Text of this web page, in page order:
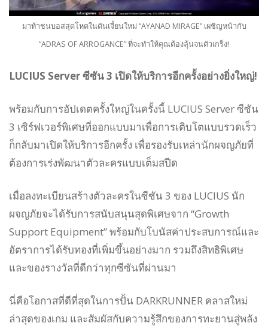
มาท้าชนบอสสุดโหดในดันเจี้ยนใหม่ “AYANAD MIRAGE” เผชิญหน้ากับ
“ADRAS OF ARROGANCE” ที่จะทำให้คุณต้องลุ้นจนตัวเกร็ง!
LUCIUS Server ซีซัน 3 เปิดให้บริการอีกครั้งอย่างยิ่งใหญ่!
พร้อมกับการอัปเดตครั้งใหญ่ในครั้งนี้ LUCIUS Server ซีซัน
3 เซิร์ฟเวอร์พิเศษที่ออกแบบมาเพื่อการเติบโตแบบรวดเร็ว
ก็กลับมาเปิดให้บริการอีกครั้ง เพื่อรองรับเหล่านักผจญภัยที่
ต้องการเร่งพัฒนาตัวละครแบบเต็มสปีด
เมื่อลงทะเบียนสร้างตัวละครในซีซัน 3 ของ LUCIUS นัก
ผจญภัยจะได้รับการสนับสนุนสุดพิเศษจาก “Growth
Support Equipment” พร้อมกับโบนัสค่าประสบการณ์และ
อัตราการได้รับทองที่เพิ่มขึ้นอย่างมาก รวมถึงสิทธิพิเศษ
และของรางวัลที่ดีกว่าทุกซีซันที่ผ่านมา
นี่คือโอกาสที่ดีที่สุดในการปั้น DARKRUNNER คลาสใหม่
ล่าสุดของเกม และสัมผัสกับความรู้สึกของการทะยานสู่พลัง